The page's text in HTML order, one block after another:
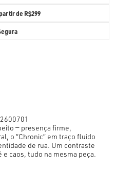
de R$299
— presença firme,
o “Chronic” em traço fluido
de rua. Um contraste
caos, tudo na mesma peça.